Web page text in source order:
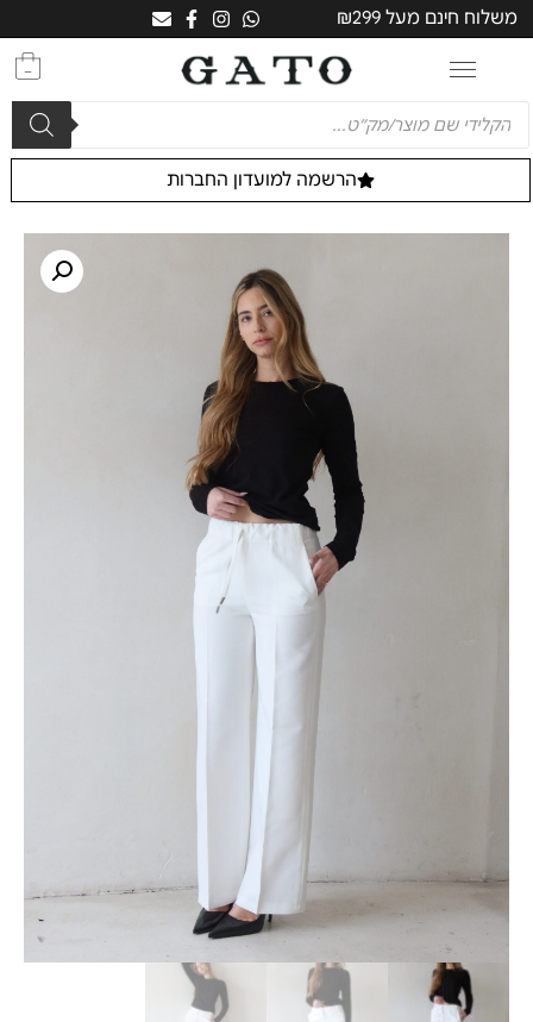
משלוח חינם מעל ₪299
0
הרשמה למועדון החברות